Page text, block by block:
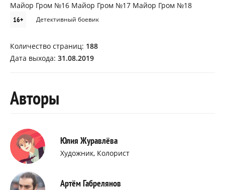
Майор Гром №16 Майор Гром №17 Майор Гром №18
16+ Детективный боевик
Количество страниц: 188
Дата выхода: 31.08.2019
Авторы
Юлия Журавлёва
Художник, Колорист
Артём Габрелянов